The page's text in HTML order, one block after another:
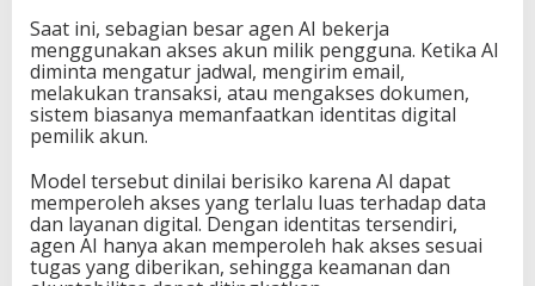
Saat ini, sebagian besar agen AI bekerja
menggunakan akses akun milik pengguna. Ketika AI
diminta mengatur jadwal, mengirim email,
melakukan transaksi, atau mengakses dokumen,
sistem biasanya memanfaatkan identitas digital
pemilik akun.
Model tersebut dinilai berisiko karena AI dapat
memperoleh akses yang terlalu luas terhadap data
dan layanan digital. Dengan identitas tersendiri,
agen AI hanya akan memperoleh hak akses sesuai
tugas yang diberikan, sehingga keamanan dan